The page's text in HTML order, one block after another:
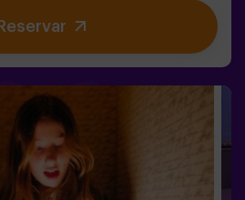
este escape room lleno de
que:✔ Resolver enigmas
le gustan al Sombrerero).✔
las Maravillas desaparezca para
entrar en este mundo donde la
el reloj sí corre en tu contra?✅
| planes con amigos |
building❗ Niños menores de
de un adulto. Existe la
Reservar